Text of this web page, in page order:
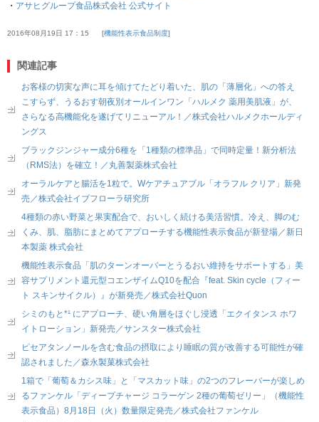
・ アサヒグループ食品株式会社 公式サイト
2016年08月19日 17：15 機能性表示食品制度
関連記事
お客様の切実な声に耳を傾けてたどり着いた、肌の「薄層化」への答え
こすらず、うるおす朝夜別オールインワン「ハルメク 薬用美肌液」が、
さらなる高機能化を遂げてリニューアル！／株式会社ハルメクホールディ
ングス
ブラックジンジャー成分6種を「1種類の標準品」で同時定量！新分析法
（RMS法）を確立！／丸善製薬株式会社
オーラルケアと腸活を1粒で。Wケアチュアブル「オラフル クリア」新発
売／株式会社イブフローラ研究所
4種類の赤い野菜と果実配合で、おいしく続ける美活習慣。冷え、脚のむ
くみ、肌、脂肪にまとめてアプローチする機能性表示食品が新登場／新日
本製薬 株式会社
機能性表示食品「肌のターンオーバーとうるおい維持をサポートする」美
容サプリメント還元型コエンザイムQ10を配合『feat. Skin cycle（フィー
ト スキンサイクル）』が新発売／株式会社Quon
シミのもと*¹ にアプローチ、硬い角層をほぐし浸透「エクイタンス ホワ
イトローション」新発売／サンスター株式会社
ピセアタンノールを含む食品の摂取により睡眠の質が改善する可能性が確
認されました／森永製菓株式会社
1箱で「葡萄＆カシス味」と「マスカット味」の2つのフレーバーが楽しめ
るファンケル「ディープチャージ コラーゲン 2種の葡萄ゼリー」（機能性
表示食品）8月18日（火）数量限定発売／株式会社ファンケル